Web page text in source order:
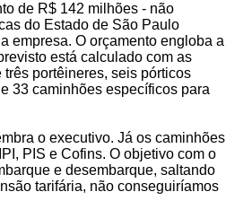
de R$ 142 milhões - não
do Estado de São Paulo
empresa. O orçamento engloba a
está calculado com as
portêineres, seis pórticos
33 caminhões específicos para
o executivo. Já os caminhões
PIS e Cofins. O objetivo com o
e desembarque, saltando
tarifária, não conseguiríamos